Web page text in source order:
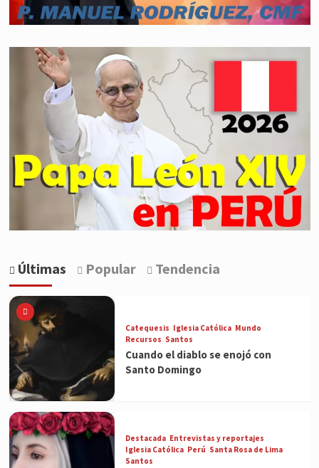
Últimas Popular Tendencia
Catequesis Iglesia Católica Mundo
Recursos Santos
Cuando el diablo se enojó con
Santo Domingo
Destacada Entrevistas y reportajes
Iglesia Católica Perú Santa Rosa de Lima
Santos